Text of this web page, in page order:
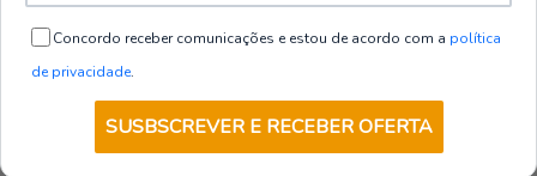
VER OPÇÕES
Concordo receber comunicações e estou de acordo com a política
de privacidade.
SUSBSCREVER E RECEBER OFERTA